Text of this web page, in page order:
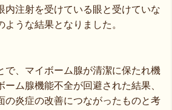
内注射を受けている眼と受けていな
うな結果となりました。
で、マイボーム腺が清潔に保たれ機
ム腺機能不全が回避された結果、
の炎症の改善につながったものと考